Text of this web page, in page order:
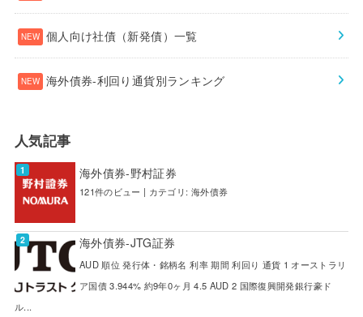
個人向け社債（新発債）一覧
海外債券-利回り通貨別ランキング
人気記事
海外債券-野村証券
121件のビュー | カテゴリ: 海外債券
海外債券-JTG証券
AUD 順位 発行体・銘柄名 利率 期間 利回り 通貨 1 オーストラリ
ア国債 3.944% 約9年0ヶ月 4.5 AUD 2 国際復興開発銀行豪ド
ル...